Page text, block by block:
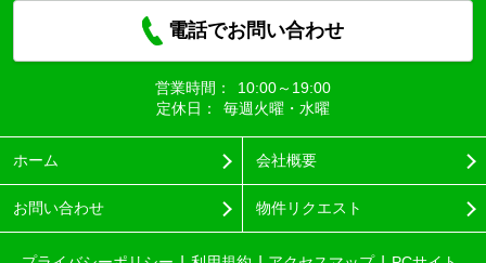
電話でお問い合わせ
営業時間：
10:00～19:00
定休日：
毎週火曜・水曜
ホーム 会社概要
お問い合わせ 物件リクエスト